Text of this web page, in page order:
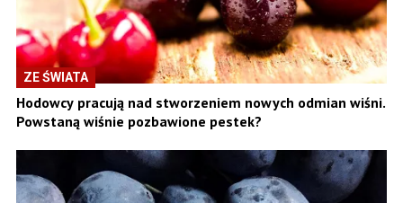
ZE ŚWIATA
Hodowcy pracują nad stworzeniem nowych odmian wiśni.
Powstaną wiśnie pozbawione pestek?